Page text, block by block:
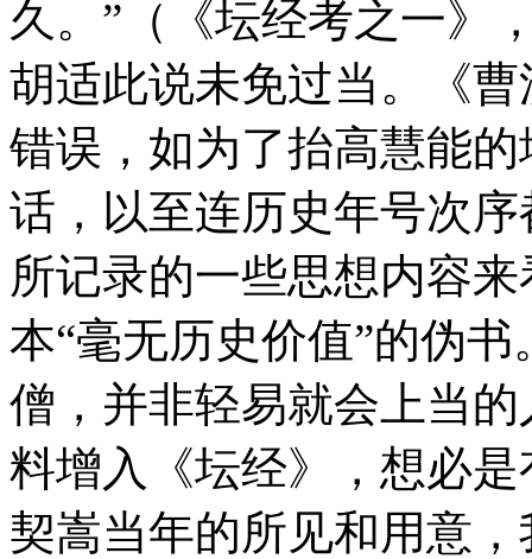
久。”（《坛经考之一》
胡适此说未免过当。《
错误，如为了抬高慧能
话，以至连历史年号次
所记录的一些思想内容
本“毫无历史价值”的伪
僧，并非轻易就会上当
料增入《坛经》，想必
契嵩当年的所见和用意